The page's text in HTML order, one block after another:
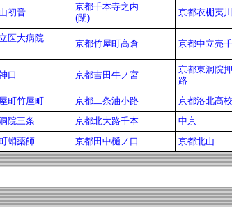
初音
京都千本寺之内
(閉)
京都衣棚夷川
医大病院
京都竹屋町高倉 京都中立売
口 京都吉田牛ノ宮
京都東洞院
路
町竹屋町 京都二条油小路 京都洛北高
院三条
京都北大路千本 中京
蛸薬師
京都田中樋ノ口 京都北山